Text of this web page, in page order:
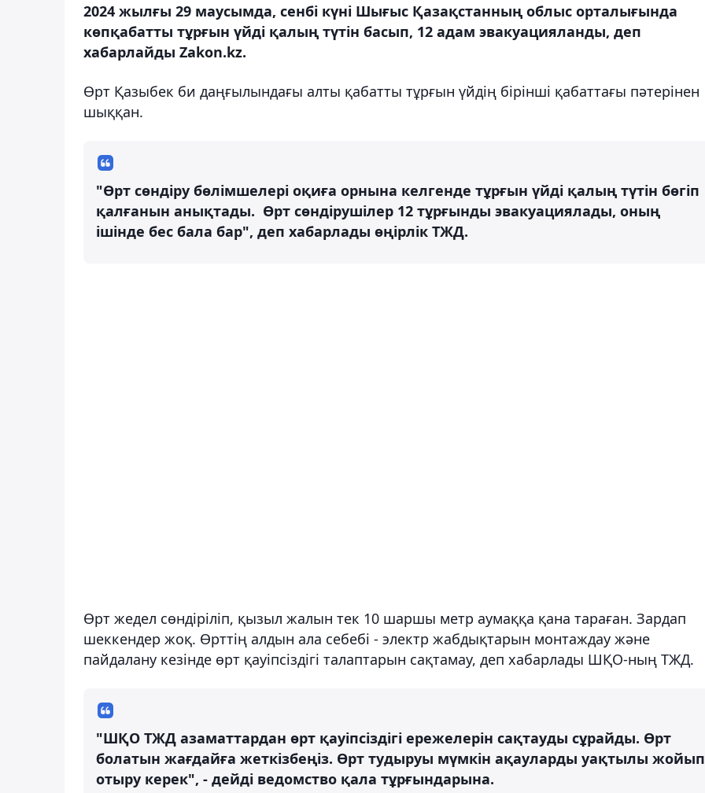
2024 жылғы 29 маусымда, сенбі күні Шығыс Қазақстанның облыс орталығында
көпқабатты тұрғын үйді қалың түтін басып, 12 адам эвакуацияланды, деп
хабарлайды Zakon.kz.
Өрт Қазыбек би даңғылындағы алты қабатты тұрғын үйдің бірінші қабаттағы пәтерінен
шыққан.
"Өрт сөндіру бөлімшелері оқиға орнына келгенде тұрғын үйді қалың түтін бөгіп
қалғанын анықтады. Өрт сөндірушілер 12 тұрғынды эвакуациялады, оның
ішінде бес бала бар", деп хабарлады өңірлік ТЖД.
Өрт жедел сөндіріліп, қызыл жалын тек 10 шаршы метр аумаққа қана тараған. Зардап
шеккендер жоқ. Өрттің алдын ала себебі - электр жабдықтарын монтаждау және
пайдалану кезінде өрт қауіпсіздігі талаптарын сақтамау, деп хабарлады ШҚО-ның ТЖД.
"ШҚО ТЖД азаматтардан өрт қауіпсіздігі ережелерін сақтауды сұрайды. Өрт
болатын жағдайға жеткізбеңіз. Өрт тудыруы мүмкін ақауларды уақтылы жойып
отыру керек", - дейді ведомство қала тұрғындарына.